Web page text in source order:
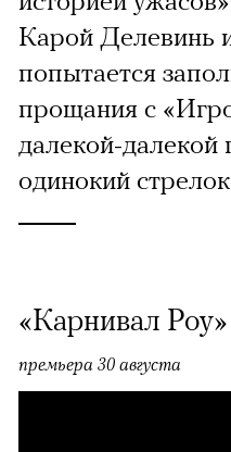
Карой Делевинь
попытается
прощания с
далекой-далекой
одинокий
«Карнивал Роу»
премьера 30 августа